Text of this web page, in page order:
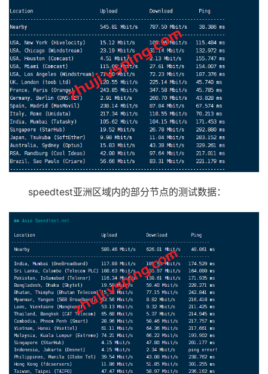
speedtest亚洲区域内的部分节点的测试数据：